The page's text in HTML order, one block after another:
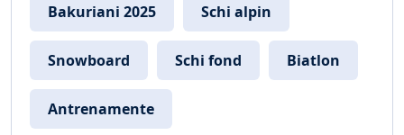
Bakuriani 2025 Schi alpin
Snowboard Schi fond Biatlon
Antrenamente